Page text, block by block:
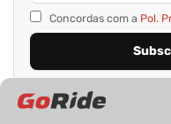
Concordas com a Pol.